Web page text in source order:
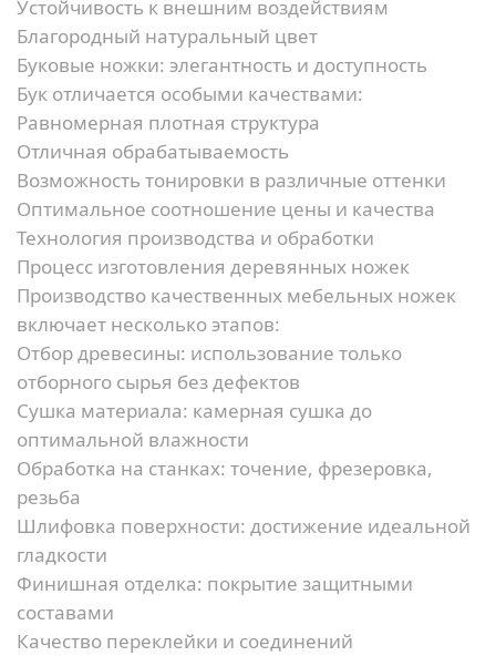
Устойчивость к внешним воздействиям
Благородный натуральный цвет
Буковые ножки: элегантность и доступность
Бук отличается особыми качествами:
Равномерная плотная структура
Отличная обрабатываемость
Возможность тонировки в различные оттенки
Оптимальное соотношение цены и качества
Технология производства и обработки
Процесс изготовления деревянных ножек
Производство качественных мебельных ножек
включает несколько этапов:
Отбор древесины: использование только
отборного сырья без дефектов
Сушка материала: камерная сушка до
оптимальной влажности
Обработка на станках: точение, фрезеровка,
резьба
Шлифовка поверхности: достижение идеальной
гладкости
Финишная отделка: покрытие защитными
составами
Качество переклейки и соединений